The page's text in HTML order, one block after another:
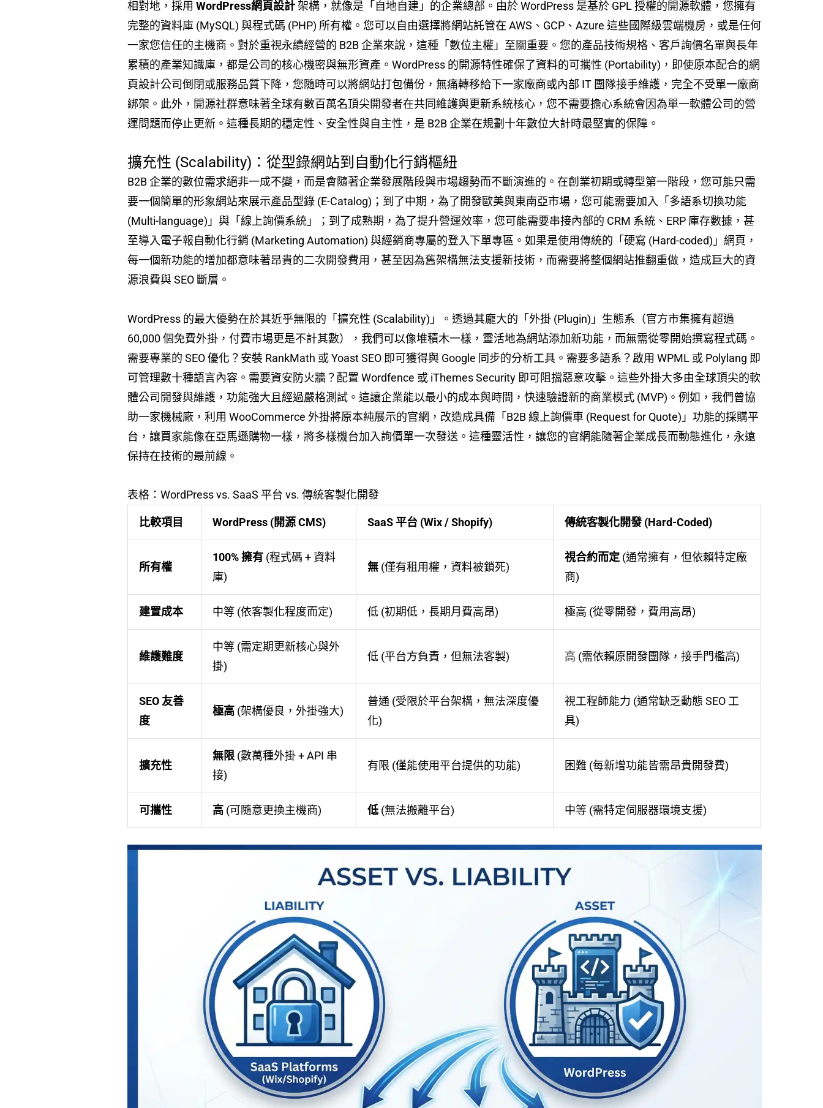
相對地，採用WordPress網頁設計架構，就像是「自地自建」的企業總部。由於 WordPress 是基於 GPL 授權的開源軟體，您擁有
完整的資料庫 (MySQL) 與程式碼 (PHP) 所有權。您可以自由選擇將網站託管在 AWS、GCP、Azure 這些國際級雲端機房，或是任何
一家您信任的主機商。對於重視永續經營的 B2B 企業來說，這種「數位主權」至關重要。您的產品技術規格、客戶詢價名單與長年
累積的產業知識庫，都是公司的核心機密與無形資產。WordPress 的開源特性確保了資料的可攜性 (Portability)，即使原本配合的網
頁設計公司倒閉或服務品質下降，您隨時可以將網站打包備份，無痛轉移給下一家廠商或內部 IT 團隊接手維護，完全不受單一廠商
綁架。此外，開源社群意味著全球有數百萬名頂尖開發者在共同維護與更新系統核心，您不需要擔心系統會因為單一軟體公司的營
運問題而停止更新。這種長期的穩定性、安全性與自主性，是 B2B 企業在規劃十年數位大計時最堅實的保障。
擴充性 (Scalability)：從型錄網站到自動化行銷樞紐
B2B 企業的數位需求絕非一成不變，而是會隨著企業發展階段與市場趨勢而不斷演進的。在創業初期或轉型第一階段，您可能只需
要一個簡單的形象網站來展示產品型錄 (E-Catalog)；到了中期，為了開發歐美與東南亞市場，您可能需要加入「多語系切換功能
(Multi-language)」與「線上詢價系統」；到了成熟期，為了提升營運效率，您可能需要串接內部的 CRM 系統、ERP 庫存數據，甚
至導入電子報自動化行銷 (Marketing Automation) 與經銷商專屬的登入下單專區。如果是使用傳統的「硬寫 (Hard-coded)」網頁，
每一個新功能的增加都意味著昂貴的二次開發費用，甚至因為舊架構無法支援新技術，而需要將整個網站推翻重做，造成巨大的資
源浪費與 SEO 斷層。
WordPress 的最大優勢在於其近乎無限的「擴充性 (Scalability)」。透過其龐大的「外掛 (Plugin)」生態系（官方市集擁有超過
60,000 個免費外掛，付費市場更是不計其數），我們可以像堆積木一樣，靈活地為網站添加新功能，而無需從零開始撰寫程式碼。
需要專業的 SEO 優化？安裝 RankMath 或 Yoast SEO 即可獲得與 Google 同步的分析工具。需要多語系？啟用 WPML 或 Polylang 即
可管理數十種語言內容。需要資安防火牆？配置 Wordfence 或 iThemes Security 即可阻擋惡意攻擊。這些外掛大多由全球頂尖的軟
體公司開發與維護，功能強大且經過嚴格測試。這讓企業能以最小的成本與時間，快速驗證新的商業模式 (MVP)。例如，我們曾協
助一家機械廠，利用 WooCommerce 外掛將原本純展示的官網，改造成具備「B2B 線上詢價車 (Request for Quote)」功能的採購平
台，讓買家能像在亞馬遜購物一樣，將多樣機台加入詢價單一次發送。這種靈活性，讓您的官網能隨著企業成長而動態進化，永遠
保持在技術的最前線。
表格：WordPress vs. SaaS 平台 vs. 傳統客製化開發
比較項目 WordPress (開源 CMS) SaaS 平台 (Wix / Shopify) 傳統客製化開發 (Hard-Coded)
所有權
100% 擁有 (程式碼 + 資料
庫)
無 (僅有租用權，資料被鎖死)
視合約而定(通常擁有，但依賴特定廠
商)
建置成本 中等 (依客製化程度而定) 低 (初期低，長期月費高昂) 極高 (從零開發，費用高昂)
維護難度
中等 (需定期更新核心與外
掛)
低 (平台方負責，但無法客製) 高 (需依賴原開發團隊，接手門檻高)
SEO 友善
度
極高 (架構優良，外掛強大)
普通 (受限於平台架構，無法深度優
化)
視工程師能力 (通常缺乏動態 SEO 工
具)
擴充性
無限(數萬種外掛 + API 串
接)
有限 (僅能使用平台提供的功能) 困難 (每新增功能皆需昂貴開發費)
可攜性 高 (可隨意更換主機商) 低 (無法搬離平台) 中等 (需特定伺服器環境支援)